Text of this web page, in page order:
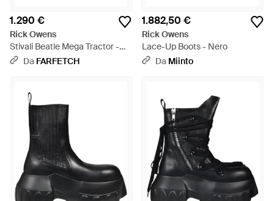
1.290 €
Rick Owens
Stivali Beatle Mega Tractor -
Blu Da FARFETCH
1.882,50 €
Rick Owens
Lace-Up Boots - Nero
Da Miinto